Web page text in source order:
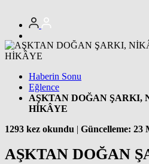
Haberin Sonu
Eğlence
AŞKTAN DOĞAN
HİKÂYE
1293 kez okundu | Güncelleme: 23
AŞKTAN DOĞAN